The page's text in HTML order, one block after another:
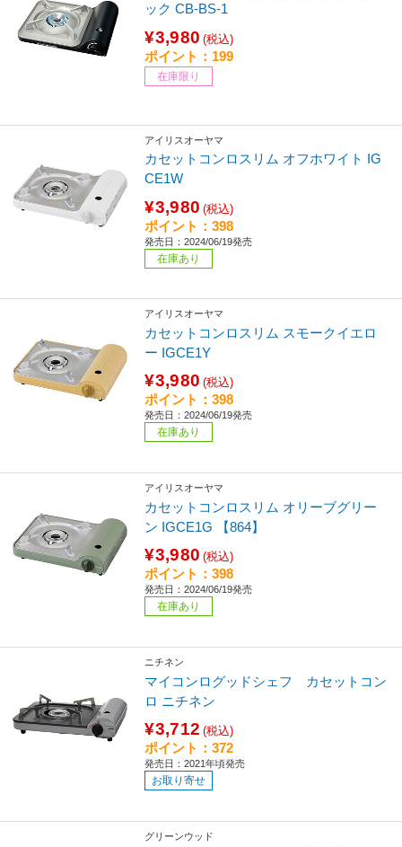
ック CB-BS-1
¥3,980 (税込)
ポイント：199
在庫限り
アイリスオーヤマ
カセットコンロスリム オフホワイト IG
CE1W
¥3,980 (税込)
ポイント：398
発売日：2024/06/19発売
在庫あり
アイリスオーヤマ
カセットコンロスリム スモークイエロ
ー IGCE1Y
¥3,980 (税込)
ポイント：398
発売日：2024/06/19発売
在庫あり
アイリスオーヤマ
カセットコンロスリム オリーブグリー
ン IGCE1G 【864】
¥3,980 (税込)
ポイント：398
発売日：2024/06/19発売
在庫あり
ニチネン
マイコンログッドシェフ カセットコン
ロ ニチネン
¥3,712 (税込)
ポイント：372
発売日：2021年頃発売
お取り寄せ
グリーンウッド